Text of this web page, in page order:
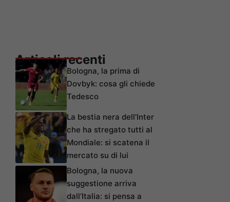
Articoli recenti
Bologna, la prima di
Dovbyk: cosa gli chiede
Tedesco
La bestia nera dell’Inter
che ha stregato tutti al
Mondiale: si scatena il
mercato su di lui
Bologna, la nuova
suggestione arriva
dall’Italia: si pensa a